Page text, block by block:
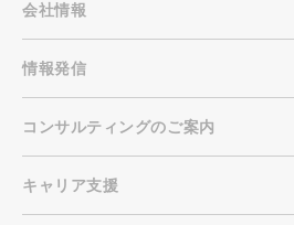
会社情報
情報発信
コンサルティングのご案内
キャリア支援